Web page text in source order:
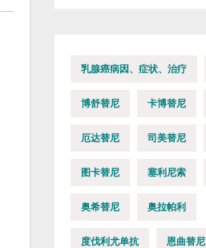
乳腺癌病因、症状、治疗
博舒替尼 卡博替尼
厄达替尼 司美替尼
图卡替尼 塞利尼索
奥希替尼 奥拉帕利
度伐利尤单抗 恩曲替尼